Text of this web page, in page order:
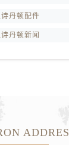
丹顿配件
丹顿新闻